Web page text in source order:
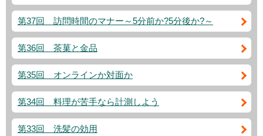
第37回 訪問時間のマナー～5分前か?5分後か?～
第36回 茶菓と金品
第35回 オンラインか対面か
第34回 料理が苦手なら計測しよう
第33回 洗髪の効用